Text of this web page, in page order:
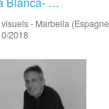
- Marbella
2018